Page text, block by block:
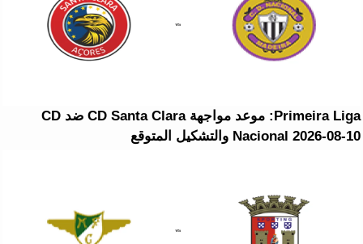
Primeira Liga: موعد مواجهة CD Santa Clara ضد CD
Nacional 2026-08-10 والتشكيل المتوقع